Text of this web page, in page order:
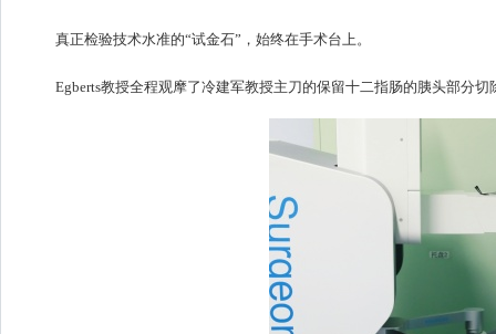
真正检验技术水准的“试金石”，始终在手术台上。
Egberts教授全程观摩了冷建军教授主刀的保留十二指肠的胰头部分切